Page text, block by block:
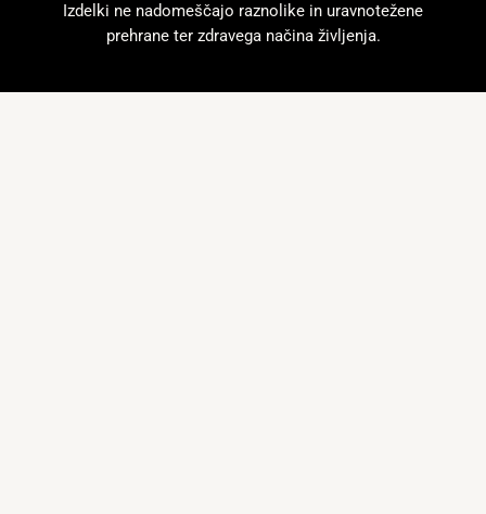
Izdelki ne nadomeščajo raznolike in uravnotežene
prehrane ter zdravega načina življenja.